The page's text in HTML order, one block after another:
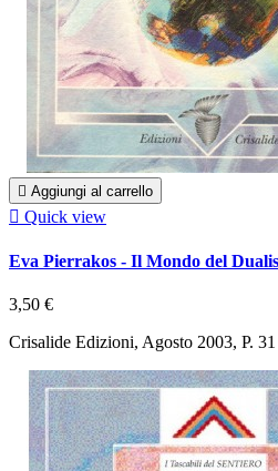
 Aggiungi al carrello
 Quick view
Eva Pierrakos - Il Mondo del
3,50 €
Crisalide Edizioni, Agosto 2003, P. 31